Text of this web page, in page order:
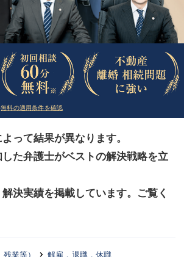
残業等）
の他）
・実質編
・形式編
無料の適用条件を確認
って結果が異なります。
た弁護士がベストの解決戦略を立
決実績を掲載しています。ご覧く
残業等）
の他）
・実質編
・形式編
業等）
解雇，退職，休職